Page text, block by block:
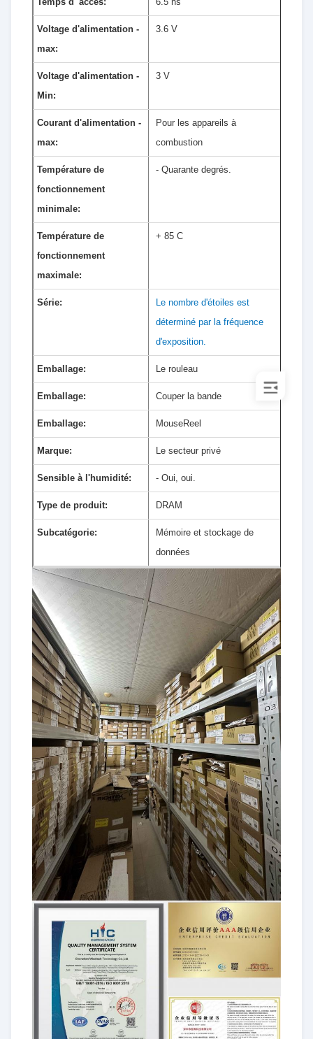
Voltage d'alimentation -
max:
3.6 V
Voltage d'alimentation -
Min:
3 V
Courant d'alimentation -
max:
Pour les appareils à
combustion
Température de
fonctionnement
minimale:
- Quarante degrés.
Température de
fonctionnement
maximale:
+ 85 C
Série:
Le nombre d'étoiles est
déterminé par la fréquence
d'exposition.
Emballage: Le rouleau
Emballage: Couper la bande
Emballage: MouseReel
Marque: Le secteur privé
Sensible à l'humidité: - Oui, oui.
Type de produit: DRAM
Subcatégorie:
Mémoire et stockage de
données